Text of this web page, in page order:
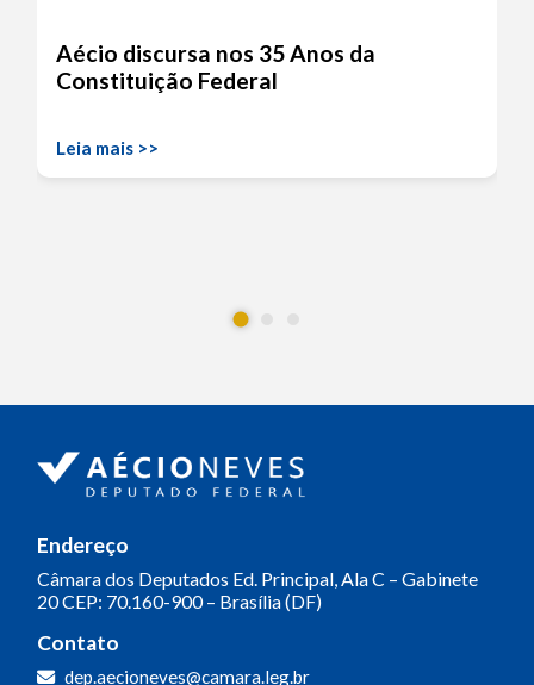
Aécio discursa nos 35 Anos da
Constituição Federal
Leia mais >>
Endereço
Câmara dos Deputados Ed. Principal, Ala C – Gabinete
20CEP: 70.160-900 – Brasília (DF)
Contato
dep.aecioneves@camara.leg.br